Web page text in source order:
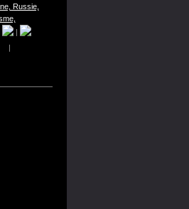
Russie,
|
|